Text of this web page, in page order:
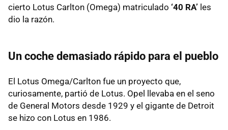
cierto Lotus Carlton (Omega) matriculado ‘40 RA’ les
dio la razón.
Un coche demasiado rápido para el pueblo
El Lotus Omega/Carlton fue un proyecto que,
curiosamente, partió de Lotus. Opel llevaba en el seno
de General Motors desde 1929 y el gigante de Detroit
se hizo con Lotus en 1986.